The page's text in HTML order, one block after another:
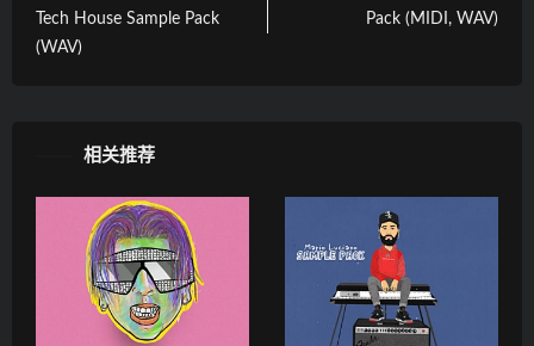
Tech House Sample Pack
(WAV)
Pack (MIDI, WAV)
相关推荐